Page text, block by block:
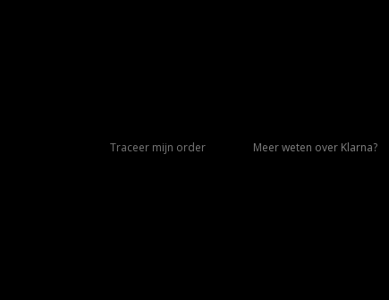
Traceer mijn order Meer weten over Klarna?